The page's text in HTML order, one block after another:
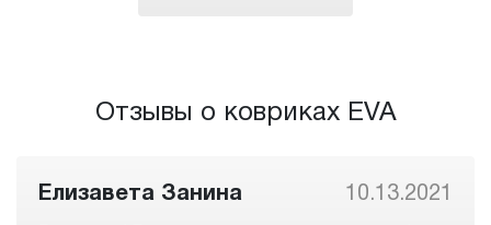
Отзывы о ковриках EVA
Елизавета Занина 10.13.2021